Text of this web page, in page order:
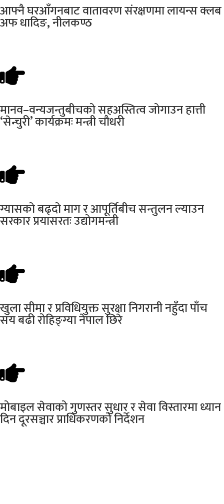
आफ्नैघरआँगनबाट वातावरण संरक्षणमा लायन्स क्लब
अफ धादिङ, नीलकण्ठ
मानव–वन्यजन्तुबीचकोसहअस्तित्व जोगाउन हात्ती
‘सेन्चुरी’ कार्यक्रमः मन्त्री चौधरी
ग्यासकोबढ्दो माग र आपूर्तिबीच सन्तुलन ल्याउन
सरकार प्रयासरतः उद्योगमन्त्री
खुलासीमा र प्रविधियुक्त सुरक्षा निगरानी नहुँदा पाँच
सय बढी रोहिङ्ग्या नेपाल छिरे
मोबाइलसेवाको गुणस्तर सुधार र सेवा विस्तारमा ध्यान
दिन दूरसञ्चार प्राधिकरणको निर्देशन